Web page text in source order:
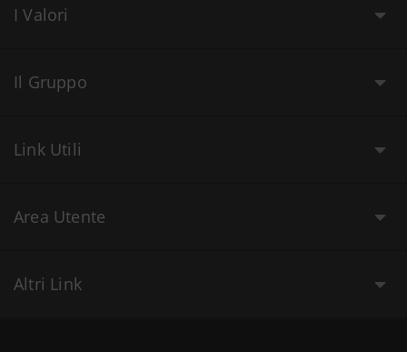
I Valori
Il Gruppo
Link Utili
Area Utente
Altri Link